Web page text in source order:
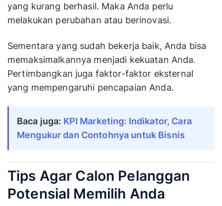
yang kurang berhasil. Maka Anda perlu
melakukan perubahan atau berinovasi.
Sementara yang sudah bekerja baik, Anda bisa
memaksimalkannya menjadi kekuatan Anda.
Pertimbangkan juga faktor-faktor eksternal
yang mempengaruhi pencapaian Anda.
Baca juga: KPI Marketing: Indikator, Cara
Mengukur dan Contohnya untuk Bisnis
Tips Agar Calon Pelanggan
Potensial Memilih Anda